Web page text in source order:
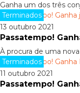
Ganha um dos três
Terminados
13 outubro 2021
Passatempo!
À procura de uma
Terminados
11 outubro 2021
Passatempo!